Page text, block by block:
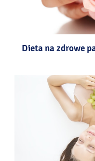
Dieta na zdrowe